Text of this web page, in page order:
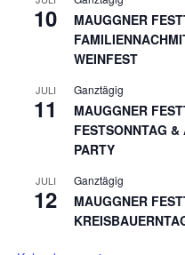
10
MAUGGNER
WEINFEST
JULI
11
Ganztägig
MAUGGNER
FESTSONNTAG
PARTY
JULI
12
Ganztägig
MAUGGNER